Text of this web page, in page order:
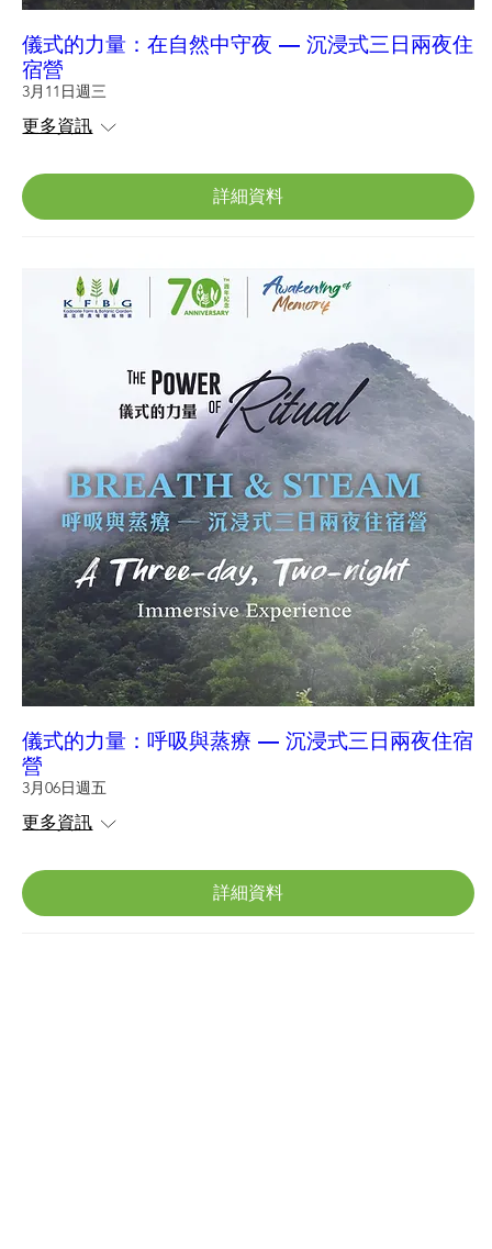
儀式的力量：在自然中守夜 — 沉浸式三日兩夜住
宿營
3月11日週三
更多資訊
詳細資料
儀式的力量：呼吸與蒸療 — 沉浸式三日兩夜住宿
營
3月06日週五
更多資訊
詳細資料